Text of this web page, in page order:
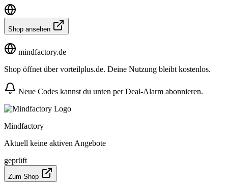
Shop ansehen
mindfactory.de
Shop öffnet über vorteilplus.de. Deine Nutzung bleibt kostenlos.
Neue Codes kannst du unten per Deal-Alarm abonnieren.
Mindfactory
Aktuell keine aktiven Angebote
geprüft
Zum Shop